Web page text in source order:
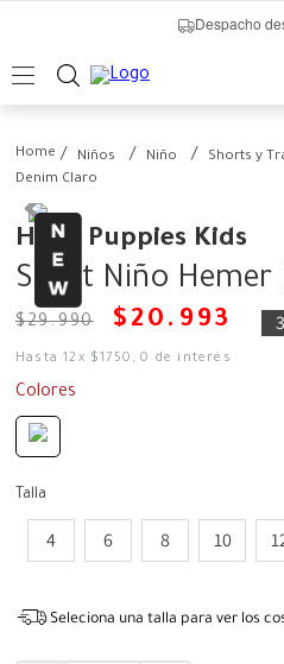
Despacho
Niños Niño Shorts y
Denim Claro
Hush Puppies Kids
Short Niño Hemer
$29.990 $ 20 . 993
Hasta12 x $1750 ,0 de interés
Colores
Talla
4 6 8 10
Seleciona una talla para ver los